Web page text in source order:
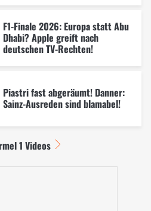
F1-Finale 2026: Europa statt Abu
Dhabi? Apple greift nach
deutschen TV-Rechten!
Piastri fast abgeräumt! Danner:
Sainz-Ausreden sind blamabel!
1 Videos